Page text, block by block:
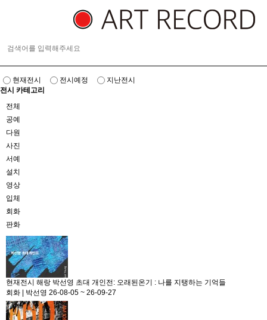
현재전시 전시예정
지난전시
전시 카테고리
전체
공예
다원
사진
서예
설치
영상
입체
회화
판화
현재전시 해랑 박선영 초대 개인전: 오래된온기 : 나를 지탱하는 기억들
회화
박선영 26-08-05 ~ 26-09-27